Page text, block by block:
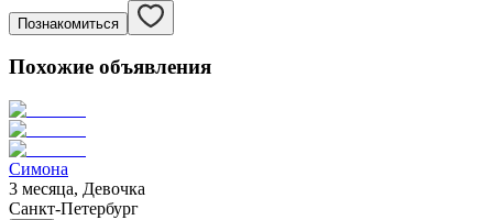
Познакомиться
Похожие объявления
Симона
3 месяца, Девочка
Санкт-Петербург